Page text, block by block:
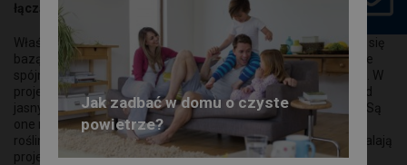
łączącą wnętrze, taras i
Właśnie dlatego wybór materiału na taras jest ważny, bo staje się
bazą całej aranżacji. To od niego zależy, czy przestrzeń będzie
spójna, funkcjonalna i naturalnie wpisana w otoczenie zieleni. W
projektach domów i ich otoczenia dominują dziś szarości – od
jasnych po grafitowe, w wersjach jednolitych i melanżowych. Są
one neutralne, uspokajają kompozycję i pięknie kontrastują z
roślinnością. Najbardziej popularne są duże płyty, które pozwalają
projektować zarówno pełne tarasy, jak i ogrodowe alejki czy
Jak zadbać w domu o czyste
powietrze?